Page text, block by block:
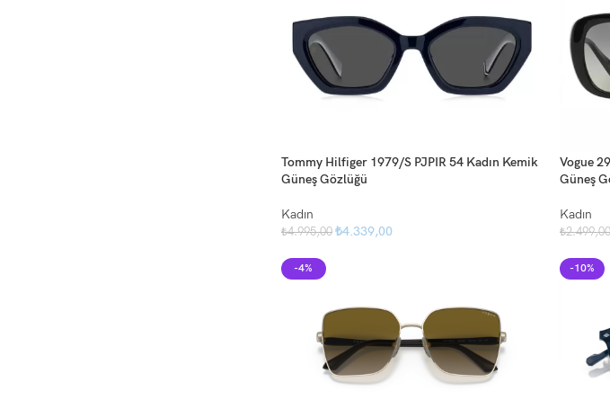
Tommy Hilfiger 1979/S PJPIR 54 Kadın Kemik
Güneş Gözlüğü
Kadın
₺4.995,00 ₺4.339,00
Vogue
Güneş
Kadın
₺2.499,00
-4% -10%